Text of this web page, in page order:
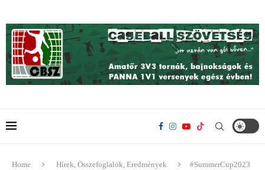
Home Hírek, Összefoglalók, Eredmények
#SummerCup2023